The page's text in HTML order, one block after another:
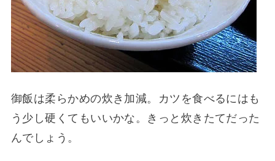
御飯は柔らかめの炊き加減。カツを食べるにはも
う少し硬くてもいいかな。きっと炊きたてだった
んでしょう。